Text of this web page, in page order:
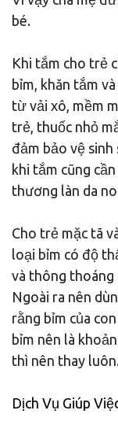
bé.
Khi tắm cho trẻ
bỉm, khăn tắm
từ vải xô, mềm
trẻ, thuốc nhỏ
đảm bảo vệ sinh
khi tắm cũng
thương làn da
Cho trẻ mặc tã
loại bỉm có độ
và thông thoáng
Ngoài ra nên
rằng bỉm của
bỉm nên là
thì nên thay
Dịch Vụ Giúp